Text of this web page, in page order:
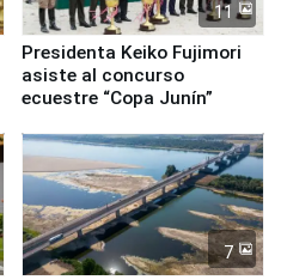
11
Presidenta Keiko Fujimori
asiste al concurso
ecuestre “Copa Junín”
7